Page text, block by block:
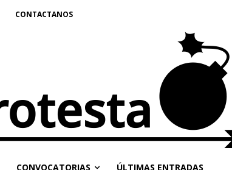
CONTACTANOS
CONVOCATORIAS ÚLTIMAS ENTRADAS